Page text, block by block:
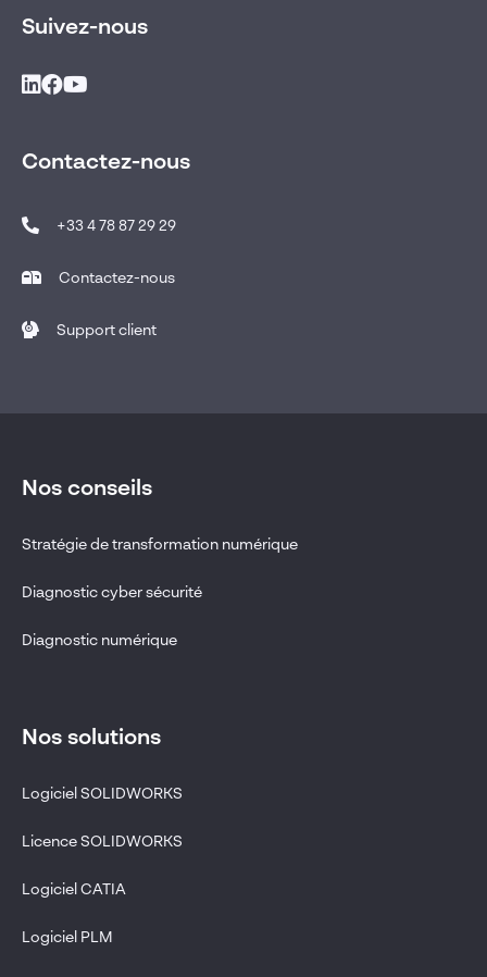
Suivez-nous
Contactez-nous
+33 4 78 87 29 29
Contactez-nous
Support client
Nos conseils
Stratégie de transformation numérique
Diagnostic cyber sécurité
Diagnostic numérique
Nos solutions
Logiciel SOLIDWORKS
Licence SOLIDWORKS
Logiciel CATIA
Logiciel PLM